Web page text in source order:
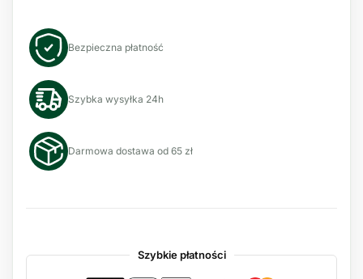
Bezpieczna płatność
Szybka wysyłka 24h
Darmowa dostawa od 65 zł
Szybkie płatności